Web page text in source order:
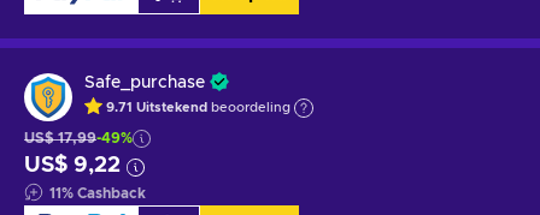
Safe_purchase
9.71 Uitstekend beoordeling
US$ 17,99-49%
US$ 9,22
11% Cashback